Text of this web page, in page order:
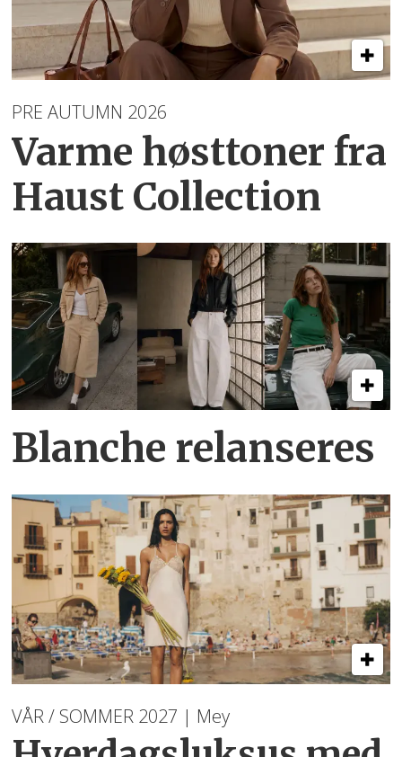
PRE AUTUMN 2026
Varme høsttoner fra
Haust Collection
Blanche relanseres
VÅR / SOMMER 2027 | Mey